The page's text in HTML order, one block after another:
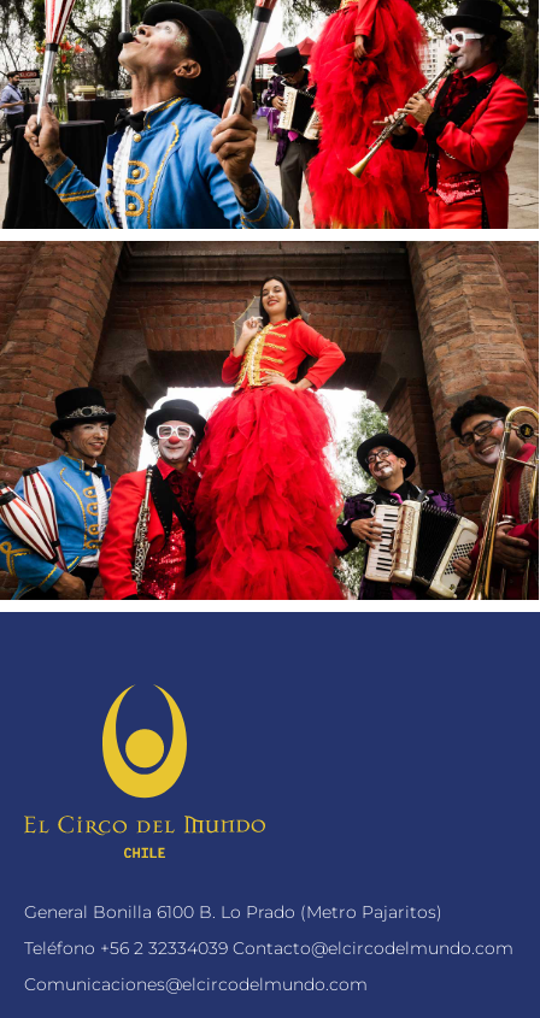
General Bonilla 6100 B. Lo Prado (Metro Pajaritos)
Teléfono +56 2 32334039 Contacto@elcircodelmundo.com
Comunicaciones@elcircodelmundo.com